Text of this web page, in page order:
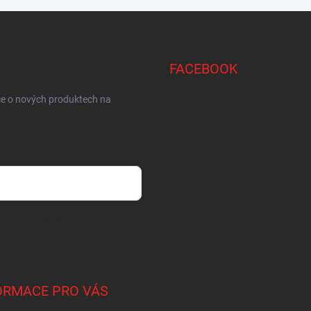
o nových produktech na
FACEBOOK
PRO VÁS